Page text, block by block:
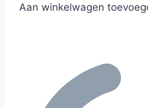
Aan winkelwagen